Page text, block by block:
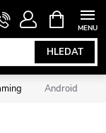
HLEDAT
NÁKUPNÍ
KOŠÍK
Android